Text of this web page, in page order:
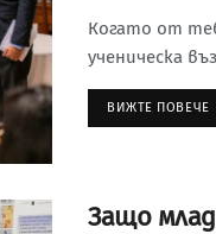
Когато от
ученическа
ВИЖТЕ ПОВЕЧЕ
Защо